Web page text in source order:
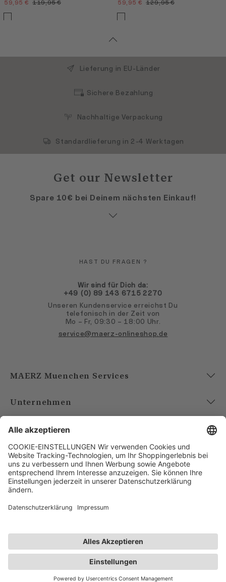
59,95 € 119,95 € 59,95 € 129,95 €
Lieferung in EU-Länder
Sichere Bezahlung
Nachhaltige Verpackung
Standardlieferung in 2-4 Werktagen
Get our Newsletter
Spare 10€ bei Deinem nächsten Einkauf!
HAST DU FRAGEN ?
Wir sind für Dich da:
+49 (0) 89 143 6715 2270
Unseren Kundenservice erreichst Du
telefonisch in der Zeit von
Mo – Fr, 09:30 – 18:00 Uhr.
service@maerz-onlineshop.de
MAERZ Muenchen Services
Unternehmen
Account
Bezahlarten
Versandarten
FOLGE UNS